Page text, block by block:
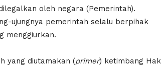
oleh negara (Pemerintah).
ujungnya pemerintah selalu berpihak
menggiurkan.
yang diutamakan (primer) ketimbang Hak